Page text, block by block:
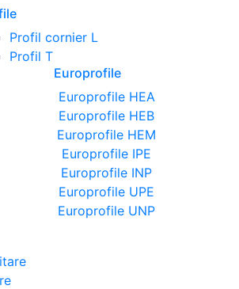
Profil cornier L
Profil T
Europrofile
Europrofile HEA
Europrofile HEB
Europrofile HEM
Europrofile IPE
Europrofile INP
Europrofile UPE
Europrofile UNP